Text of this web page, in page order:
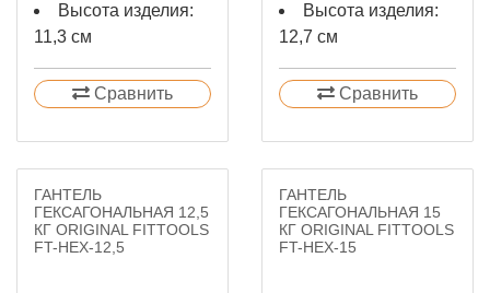
Высота изделия:
11,3 см
Сравнить
Высота изделия:
12,7 см
Сравнить
ГАНТЕЛЬ
ГЕКСАГОНАЛЬНАЯ 12,5
КГ ORIGINAL FITTOOLS
FT-HEX-12,5
ГАНТЕЛЬ
ГЕКСАГОНАЛЬНАЯ 15
КГ ORIGINAL FITTOOLS
FT-HEX-15